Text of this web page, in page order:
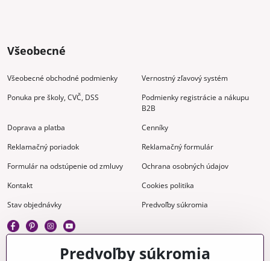
Všeobecné
Všeobecné obchodné podmienky
Vernostný zľavový systém
Ponuka pre školy, CVČ, DSS
Podmienky registrácie a nákupu
B2B
Doprava a platba
Cenníky
Reklamačný poriadok
Reklamačný formulár
Formulár na odstúpenie od zmluvy
Ochrana osobných údajov
Kontakt
Cookies politika
Stav objednávky
Predvoľby súkromia
Predvoľby súkromia